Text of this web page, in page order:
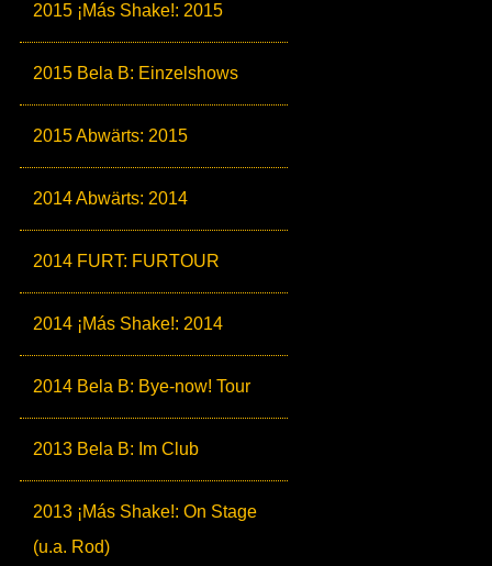
2015 ¡Más Shake!: 2015
2015 Bela B: Einzelshows
2015 Abwärts: 2015
2014 Abwärts: 2014
2014 FURT: FURTOUR
2014 ¡Más Shake!: 2014
2014 Bela B: Bye-now! Tour
2013 Bela B: Im Club
2013 ¡Más Shake!: On Stage
(u.a. Rod)